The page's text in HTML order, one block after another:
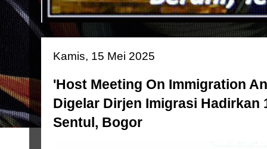
Kamis, 15 Mei 2025
'Host Meeting On Immigration
Digelar Dirjen Imigrasi Hadirkan
Sentul, Bogor